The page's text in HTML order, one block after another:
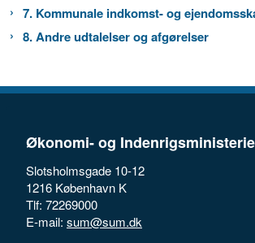
7. Kommunale indkomst- og
8. Andre udtalelser og afgørelser
Økonomi- og
Slotsholmsgade 10-12
1216 København K
Tlf: 72269000
E-mail: sum@sum.dk